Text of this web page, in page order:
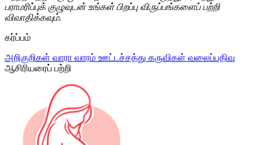
பராமரிப்புக் குழுவுடன் உங்கள் பிறப்பு விருப்பங்களைப் பற்றி
விவாதிக்கவும்.
கர்ப்பம்
அறிகுறிகள் வாரா வாரம் ஊட்டச்சத்து கருவிகள் வலைப்பதிவு
ஆசிரியரைப் பற்றி